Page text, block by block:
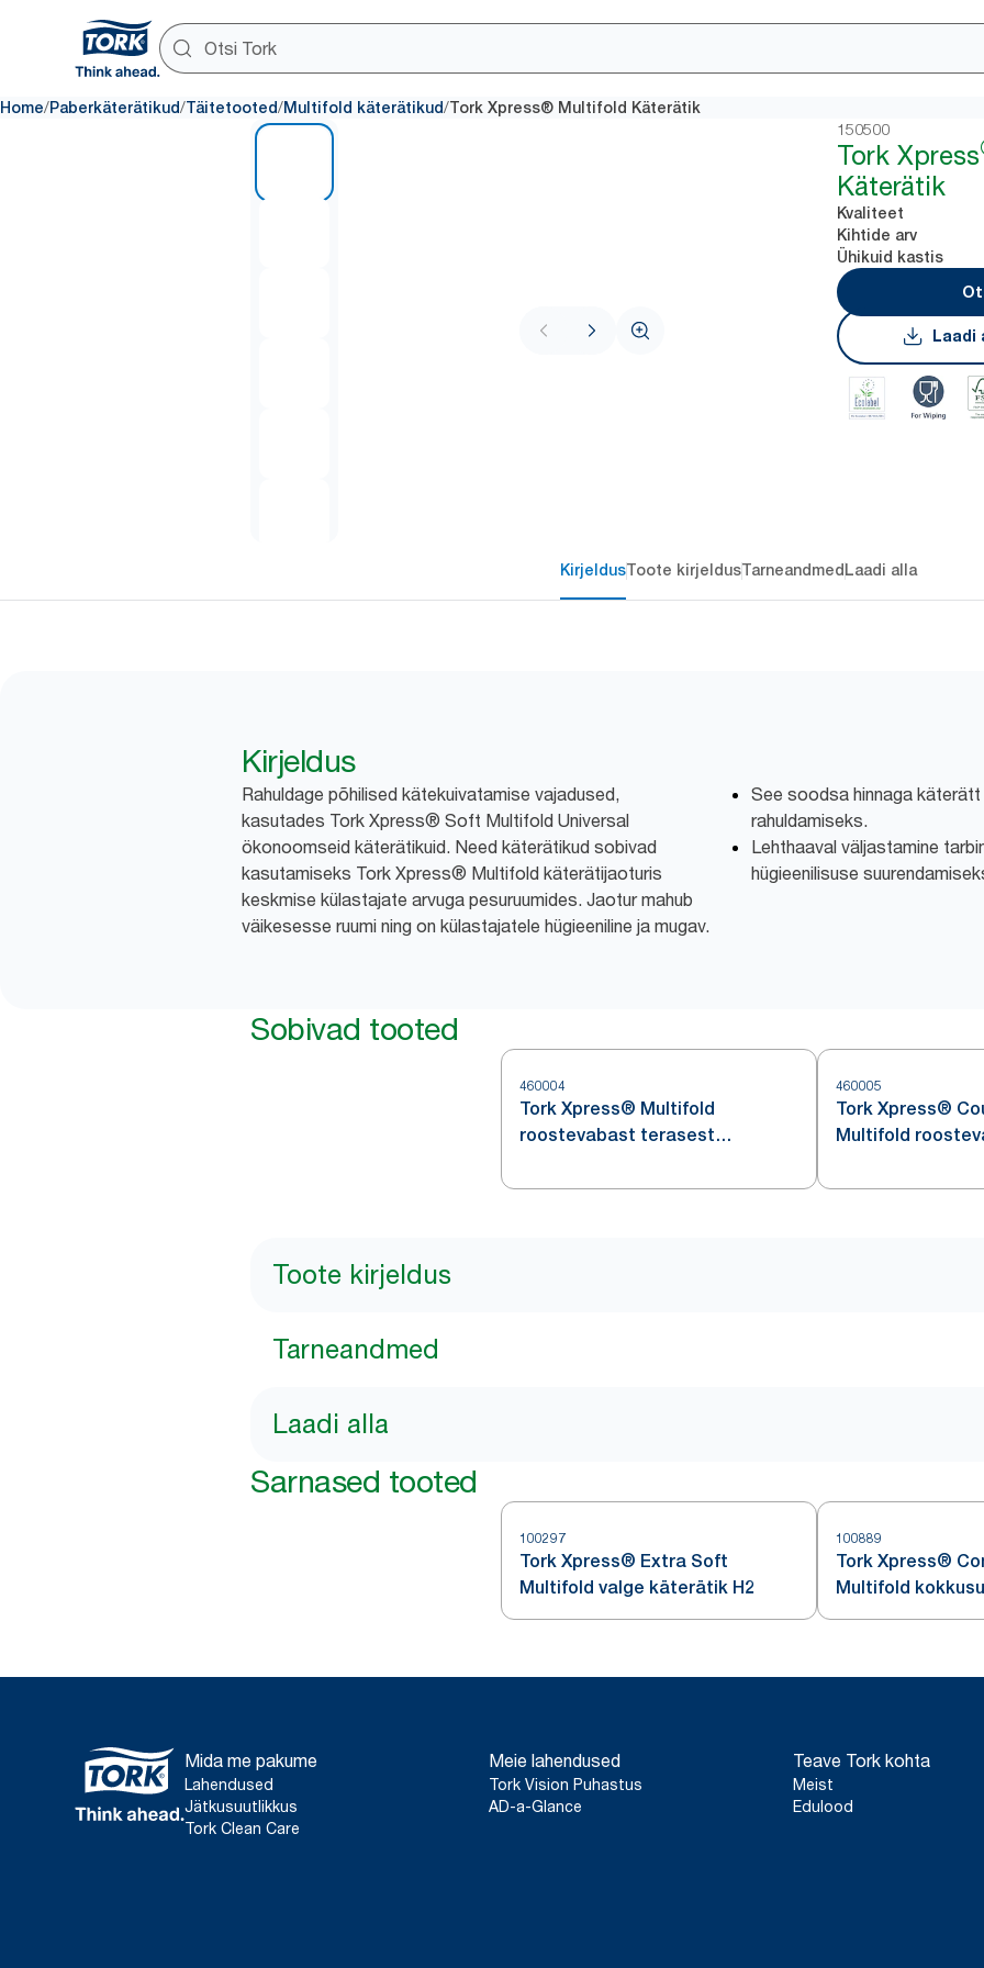
Home/Paberkäterätikud/Täitetooted/Multifold käterätikud/Tork Xpress® Multifold Käterätik
150500
Tork Xpress
Käterätik
Kvaliteet
Kihtide arv
Ühikuid kastis
Laadi
KirjeldusToote kirjeldusTarneandmed Laadi alla
Kirjeldus
Rahuldage põhilised kätekuivatamise vajadused,
kasutades Tork Xpress® Soft Multifold Universal
ökonoomseid käterätikuid. Need käterätikud sobivad
kasutamiseks Tork Xpress® Multifold käterätijaoturis
keskmise külastajate arvuga pesuruumides. Jaotur mahub
väikesesse ruumi ning on külastajatele hügieeniline ja mugav.
See soodsa hinnaga
rahuldamiseks.
Lehthaaval väljastamine
hügieenilisuse
Sobivad tooted
460004
Tork Xpress® Multifold
roostevabast terasest
460005
Tork Xpress®
Multifold
Toote kirjeldus
Tarneandmed
Laadi alla
Sarnased tooted
100297
Tork Xpress® Extra Soft
Multifold valge käterätik H2
100889
Tork Xpress®
Multifold
käterätik
Mida me pakume
Lahendused
Jätkusuutlikkus
Tork Clean Care
Meie lahendused
Tork Vision Puhastus
AD-a-Glance
Teave Tork kohta
Meist
Edulood